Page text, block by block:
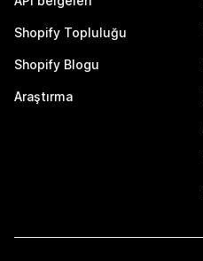
Shopify Topluluğu
Shopify Blogu
Araştırma